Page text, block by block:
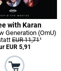
with Karan
Generation (OmU)
EUR 11,71¹
EUR 5,91